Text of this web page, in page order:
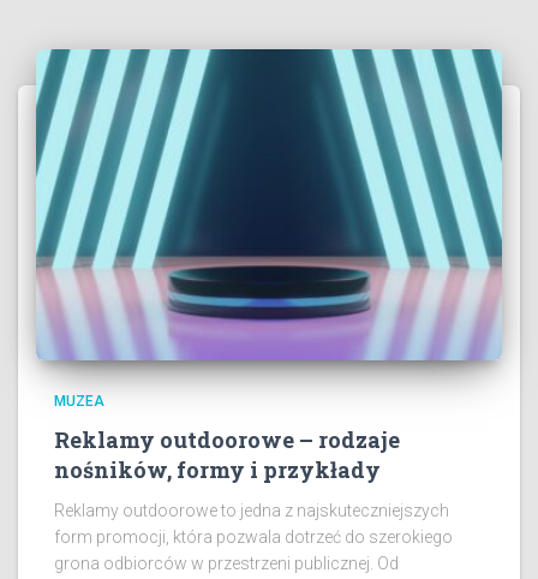
MUZEA
Reklamy outdoorowe – rodzaje
nośników, formy i przykłady
Reklamy outdoorowe to jedna z najskuteczniejszych
form promocji, która pozwala dotrzeć do szerokiego
grona odbiorców w przestrzeni publicznej. Od